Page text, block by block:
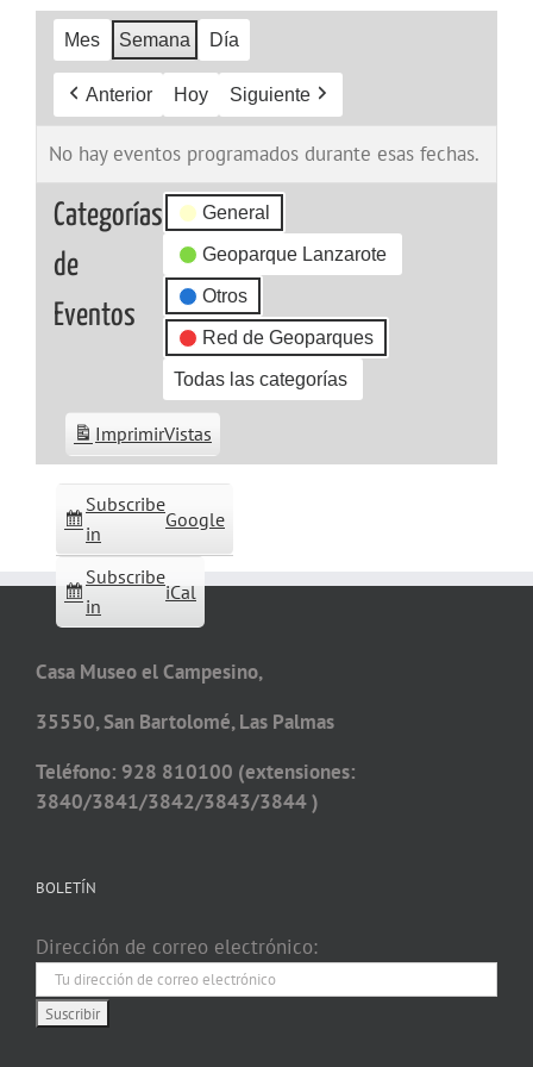
Mes Semana Día
Anterior Hoy Siguiente
No hay eventos programados durante esas fechas.
Categorías
de
Eventos
General
Geoparque Lanzarote
Otros
Red de Geoparques
Todas las categorías
Subscribe
in
Google
Subscribe
in
iCal
ImprimirVistas
Casa Museo el Campesino,
35550, San Bartolomé, Las Palmas
Teléfono: 928 810100 (extensiones:
3840/3841/3842/3843/3844 )
BOLETÍN
Dirección de correo electrónico: